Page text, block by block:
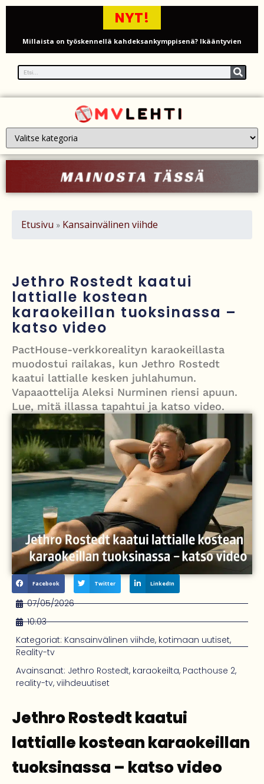
NYT!
Millaista on työskennellä kahdeksankymppisenä? Ikääntyvien
Iso-Britannia pysäytti Venäjän varjolaivaston öljytankkerin Englannin
kanaalissa – isku Putinin sotakassaan
Mies syytteessä, kun auto rysäytti läpi keilahallin seinän Derbyshiressä
New Yorkin NBA-mestaruusjuhlat riistäytyivät käsistä – teini ammuttiin
Nigel Farage vaatii ulkomaalaisten sulkemista pois sosiaalisesta
lentoasemalle
Justin Trudeau puolustautuu kritiikiltä – valitsi Katy Perryn
esiintymisen Kanadan MM-avauksen sijaan
Grenfellin tornon palo: yhdeksäs vuosipäivä erityisen raskas omaisille
Turistijuna kaatui Cártaman tapasjuhlilla – 17 loukkaantui Espanjassa
Etusivu » Kansainvälinen viihde
Jethro Rostedt kaatui
lattialle kostean
karaokeillan tuoksinassa –
katso video
PactHouse-verkkorealityn karaokeillasta
muodostui railakas, kun Jethro Rostedt
kaatui lattialle kesken juhlahumun.
Vapaaottelija Aleksi Nurminen riensi apuun.
Lue, mitä illassa tapahtui ja katso video.
Facebook Twitter LinkedIn
07/05/2026
10:03
Kategoriat: Kansainvälinen viihde, kotimaan uutiset,
Reality-tv
Avainsanat: Jethro Rostedt, karaokeilta, Pacthouse 2,
reality-tv, viihdeuutiset
Jethro Rostedt kaatui
lattialle kostean karaokeillan
tuoksinassa – katso video